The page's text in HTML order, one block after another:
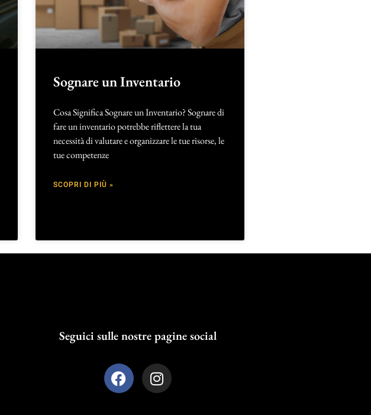
Sognare un Inventario
Cosa Significa Sognare un Inventario? Sognare di
fare un inventario potrebbe riflettere la tua
necessità di valutare e organizzare le tue risorse, le
tue competenze
SCOPRI DI PIÙ »
Seguici sulle nostre pagine social
F
a
I
n